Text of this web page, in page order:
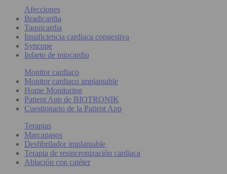
Afecciones
Bradicardia
Taquicardia
Insuficiencia cardiaca congestiva
Syncope
Infarto de miocardio
Monitor cardiaco
Monitor cardiaco implantable
Home Monitoring
Patient App de BIOTRONIK
Cuestionario de la Patient App
Terapias
Marcapasos
Desfibrilador implantable
Terapia de resincronización cardiaca
Ablación con catéter